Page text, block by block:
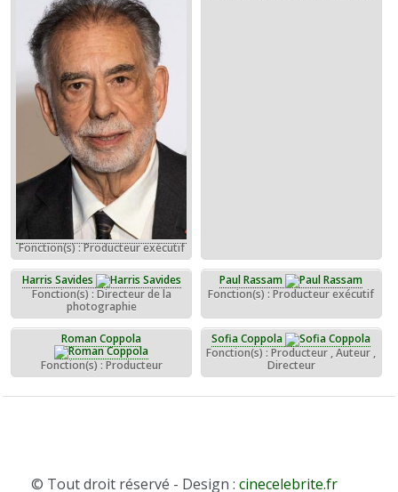
Fonction(s) : Producteur exécutif
Harris Savides
Fonction(s) : Directeur de la
photographie
Paul Rassam
Fonction(s) : Producteur exécutif
Roman Coppola
Fonction(s) : Producteur
Sofia Coppola
Fonction(s) : Producteur , Auteur ,
Directeur
© Tout droit réservé - Design :cinecelebrite.fr